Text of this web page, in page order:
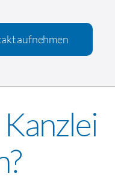
aufnehmen